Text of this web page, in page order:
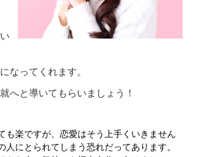
なってくれます。
へと導いてもらいましょう！
も楽ですが、恋愛はそう上手くいきません
にとられてしまう恐れだってあります。